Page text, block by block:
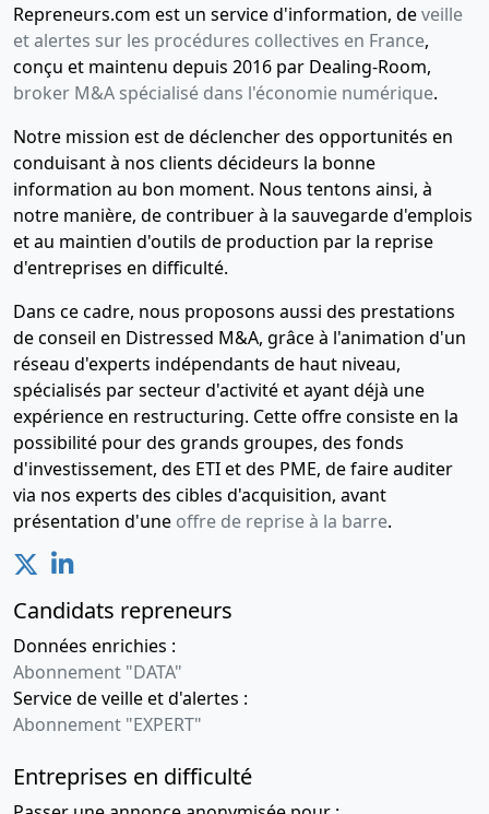
Repreneurs.com est un service d'information, deveille
et alertes sur les procédures collectives en France,
conçu et maintenu depuis 2016 par Dealing-Room,
broker M&A spécialisé dans l'économie numérique.
Notre mission est de déclencher des opportunités en
conduisant à nos clients décideurs la bonne
information au bon moment. Nous tentons ainsi, à
notre manière, de contribuer à la sauvegarde d'emplois
et au maintien d'outils de production par la reprise
d'entreprises en difficulté.
Dans ce cadre, nous proposons aussi des prestations
de conseil en Distressed M&A, grâce à l'animation d'un
réseau d'experts indépendants de haut niveau,
spécialisés par secteur d'activité et ayant déjà une
expérience en restructuring. Cette offre consiste en la
possibilité pour des grands groupes, des fonds
d'investissement, des ETI et des PME, de faire auditer
via nos experts des cibles d'acquisition, avant
présentation d'une offre de reprise à la barre.
Candidats repreneurs
Données enrichies :
Abonnement "DATA"
Service de veille et d'alertes :
Abonnement "EXPERT"
Entreprises en difficulté